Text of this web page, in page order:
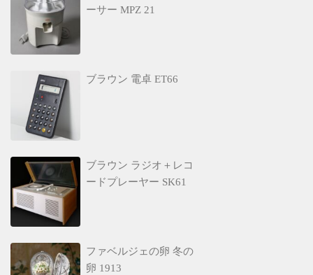
ーサー MPZ 21
ブラウン 電卓 ET66
ブラウン ラジオ＋レコ
ードプレーヤー SK61
ファベルジェの卵 冬の
卵 1913